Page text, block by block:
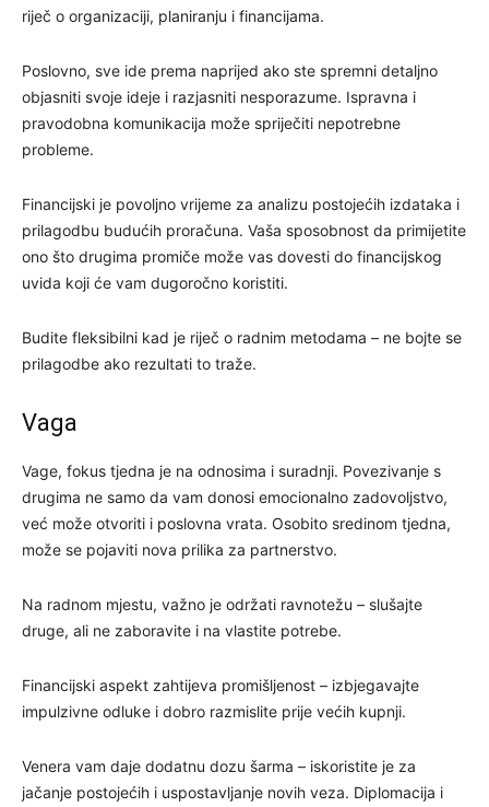
riječ o organizaciji, planiranju i financijama.
Poslovno, sve ide prema naprijed ako ste spremni detaljno
objasniti svoje ideje i razjasniti nesporazume. Ispravna i
pravodobna komunikacija može spriječiti nepotrebne
probleme.
Financijski je povoljno vrijeme za analizu postojećih izdataka i
prilagodbu budućih proračuna. Vaša sposobnost da primijetite
ono što drugima promiče može vas dovesti do financijskog
uvida koji će vam dugoročno koristiti.
Budite fleksibilni kad je riječ o radnim metodama – ne bojte se
prilagodbe ako rezultati to traže.
Vaga
Vage, fokus tjedna je na odnosima i suradnji. Povezivanje s
drugima ne samo da vam donosi emocionalno zadovoljstvo,
već može otvoriti i poslovna vrata. Osobito sredinom tjedna,
može se pojaviti nova prilika za partnerstvo.
Na radnom mjestu, važno je održati ravnotežu – slušajte
druge, ali ne zaboravite i na vlastite potrebe.
Financijski aspekt zahtijeva promišljenost – izbjegavajte
impulzivne odluke i dobro razmislite prije većih kupnji.
Venera vam daje dodatnu dozu šarma – iskoristite je za
jačanje postojećih i uspostavljanje novih veza. Diplomacija i